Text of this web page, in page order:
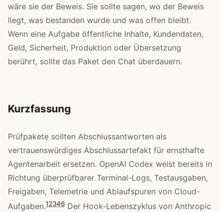
wäre sie der Beweis. Sie sollte sagen, wo der Beweis
liegt, was bestanden wurde und was offen bleibt.
Wenn eine Aufgabe öffentliche Inhalte, Kundendaten,
Geld, Sicherheit, Produktion oder Übersetzung
berührt, sollte das Paket den Chat überdauern.
Kurzfassung
Prüfpakete sollten Abschlussantworten als
vertrauenswürdiges Abschlussartefakt für ernsthafte
Agentenarbeit ersetzen. OpenAI Codex weist bereits in
Richtung überprüfbarer Terminal-Logs, Testausgaben,
Freigaben, Telemetrie und Ablaufspuren von Cloud-
Aufgaben.12346 Der Hook-Lebenszyklus von Anthropic